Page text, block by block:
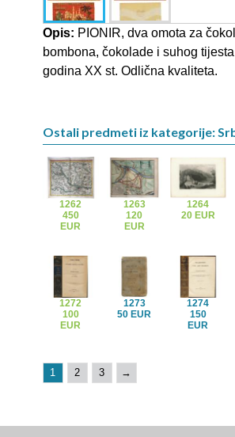
Opis: PIONIR, dva omota za
bombona, čokolade i suhog
godina XX st. Odlična kvaliteta.
Ostali predmeti iz kategorije:
1262
450
EUR
1263
120
EUR
1264
20 EUR
1272
100
EUR
1273
50 EUR
1274
150
EUR
1 2 3 →